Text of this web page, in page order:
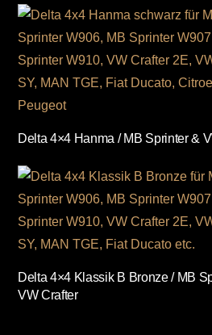
Delta 4×4 Hanma / MB Sprinter &
Delta 4×4 Klassik B Bronze / MB
VW Crafter